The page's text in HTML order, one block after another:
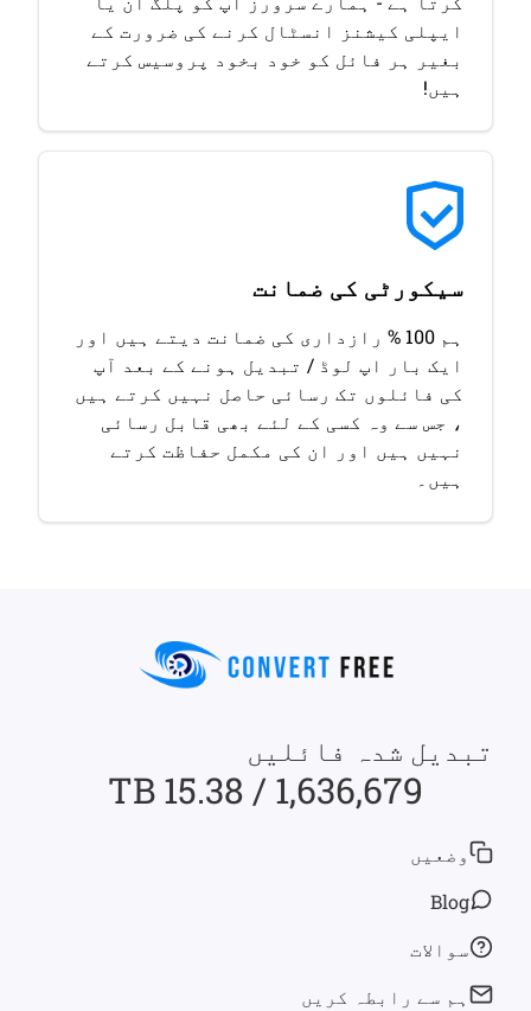
ایپلی کیشنز انسٹال کرنے کی ضرورت کے
بغیر ہر فائل کو خود بخود پروسیس کرتے
ہیں!
سیکورٹی کی ضمانت
ہم 100 % رازداری کی ضمانت دیتے ہیں اور
ایک بار اپ لوڈ / تبدیل ہونے کے بعد آپ
کی فائلوں تک رسائی حاصل نہیں کرتے ہیں
، جس سے وہ کسی کے لئے بھی قابل رسائی
نہیں ہیں اور ان کی مکمل حفاظت کرتے
ہیں۔
تبدیل شدہ فائلیں
1,636,679 / 15.38 TB
وضعیں
Blog
سوالات
ہم سے رابطہ کریں